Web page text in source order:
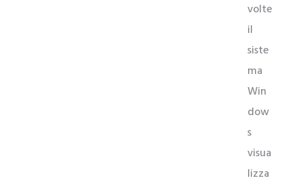
volte
il
siste
ma
Win
dow
s
visua
lizza